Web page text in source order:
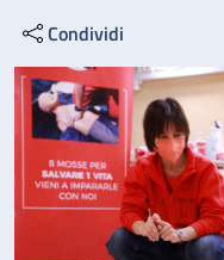
Condividi